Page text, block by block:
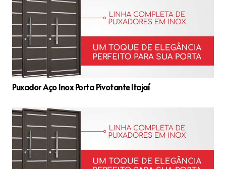
Puxador Aço Inox Porta Pivotante Itajaí